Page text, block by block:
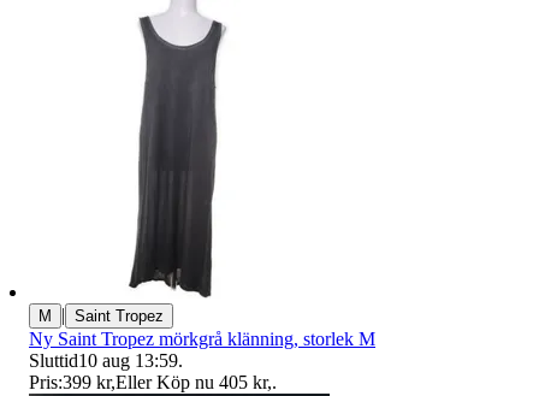
M | Saint Tropez
Ny Saint Tropez mörkgrå klänning, storlek M
Sluttid10 aug 13:59.
Pris:399 kr,Eller Köp nu 405 kr,.